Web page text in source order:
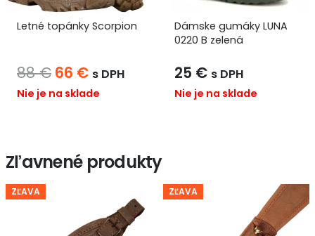
Letné topánky Scorpion
88€ Pôvodná
cena
66 €Aktuálna
cena
s DPH
Nie je na sklade
Dámske gumáky LUNA
0220 B zelená
25 € s DPH
Nie je na sklade
Zľavnené produkty
ZĽAVA ZĽAVA